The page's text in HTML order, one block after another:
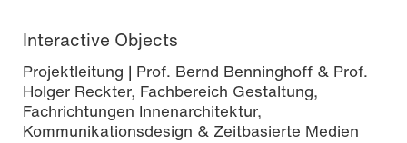
Interactive Objects
Projektleitung | Prof. Bernd Benninghoff & Prof.
Holger Reckter, Fachbereich Gestaltung,
Fachrichtungen Innenarchitektur,
Kommunikationsdesign & Zeitbasierte Medien